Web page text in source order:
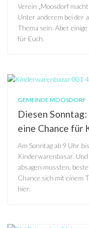
Verein „Moosdorf
Unter anderem bei der
Thema sein. Aber
für Euch.
GEMEINDE MOOSDORF
Diesen
eine Chance für
Am Sonntag ab 9 Uhr
Kinderwarenbasar.
absagen mussten,
Chance sich mit einem
hier.